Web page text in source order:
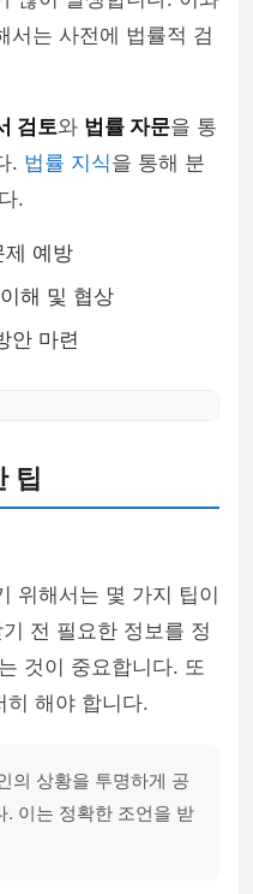
서는 사전에 법률적 검
검토와 법률 자문을 통
. 법률 지식을 통해 분
.
제 예방
해 및 협상
안 마련
팁
위해서는 몇 가지 팁이
전 필요한 정보를 정
것이 중요합니다. 또
히 해야 합니다.
의 상황을 투명하게 공
. 이는 정확한 조언을 받